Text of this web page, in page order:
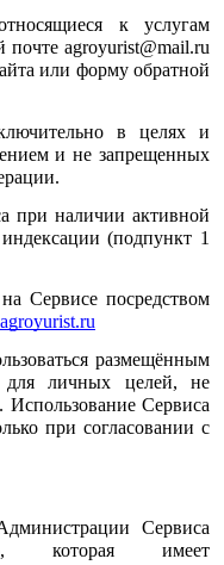
к услугам
agroyurist@mail.ru
или форму обратной
в целях и
и не запрещенных
при наличии активной
(подпункт 1
Сервисе посредством
размещённым
для личных целей, не
Использование Сервиса
при согласовании с
Сервиса
которая имеет